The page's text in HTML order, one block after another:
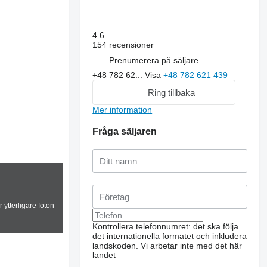
ytterligare foton
4.6
154 recensioner
Prenumerera på säljare
+48 782 62...Visa+48 782 621 439
Ring tillbaka
Mer information
Fråga säljaren
Kontrollera telefonnumret: det ska följa
det internationella formatet och inkludera
landskoden. Vi arbetar inte med det här
landet